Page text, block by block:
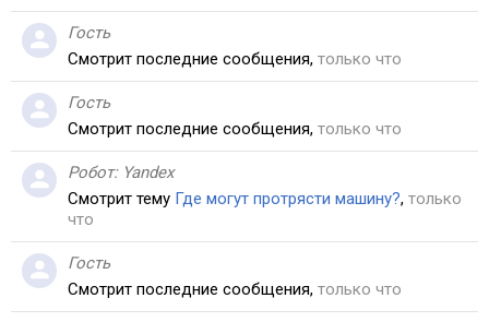
Гость
Смотрит последние сообщения, только что
Гость
Смотрит последние сообщения, только что
Робот: Yandex
Смотрит тему Где могут протрясти машину?, только
что
Гость
Смотрит последние сообщения, только что